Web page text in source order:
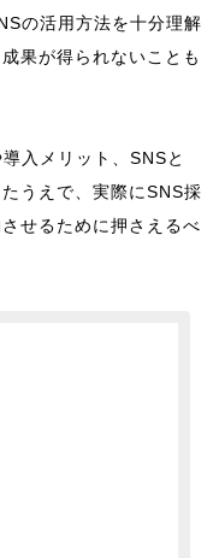
の活用方法を十分理解
果が得られないことも
入メリット、SNSと
うえで、実際にSNS採
せるために押さえるべ